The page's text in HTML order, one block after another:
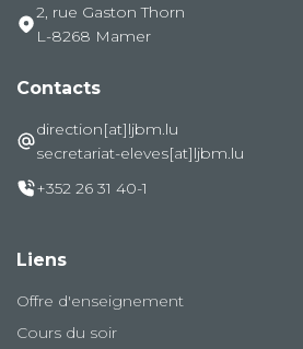
2, rue Gaston Thorn
L-8268 Mamer
Contacts
direction[at]ljbm.lu
secretariat-eleves[at]ljbm.lu
+352 26 31 40-1
Liens
Offre d'enseignement
Cours du soir